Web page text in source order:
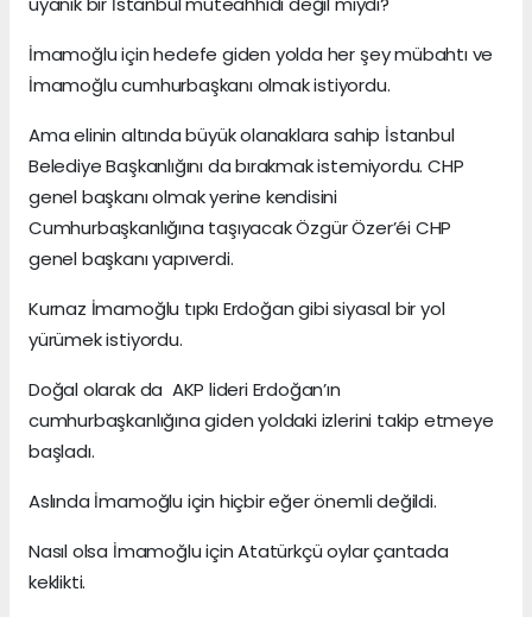
İmamoğlu için hedefe giden yolda her şey mübahtı ve
İmamoğlu cumhurbaşkanı olmak istiyordu.
Ama elinin altında büyük olanaklara sahip İstanbul
Belediye Başkanlığını da bırakmak istemiyordu. CHP
genel başkanı olmak yerine kendisini
Cumhurbaşkanlığına taşıyacak Özgür Özer’éi CHP
genel başkanı yapıverdi.
Kurnaz İmamoğlu tıpkı Erdoğan gibi siyasal bir yol
yürümek istiyordu.
Doğal olarak da AKP lideri Erdoğan’ın
cumhurbaşkanlığına giden yoldaki izlerini takip etmeye
başladı.
Aslında İmamoğlu için hiçbir eğer önemli değildi.
Nasıl olsa İmamoğlu için Atatürkçü oylar çantada
keklikti.